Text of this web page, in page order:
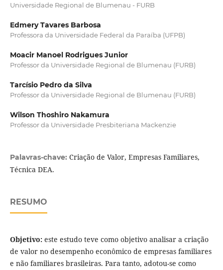
Universidade Regional de Blumenau - FURB
Edmery Tavares Barbosa
Professora da Universidade Federal da Paraíba (UFPB)
Moacir Manoel Rodrigues Junior
Professor da Universidade Regional de Blumenau (FURB)
Tarcísio Pedro da Silva
Professor da Universidade Regional de Blumenau (FURB)
Wilson Thoshiro Nakamura
Professor da Universidade Presbiteriana Mackenzie
Palavras-chave: Criação de Valor, Empresas Familiares,
Técnica DEA.
RESUMO
Objetivo: este estudo teve como objetivo analisar a criação
de valor no desempenho econômico de empresas familiares
e não familiares brasileiras. Para tanto, adotou-se como